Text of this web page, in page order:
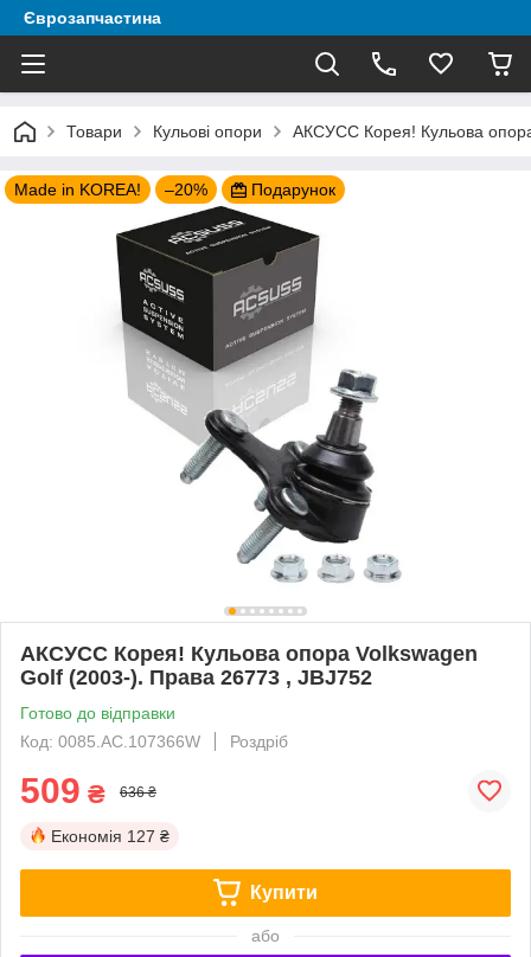
Єврозапчастина
Товари Кульові опори AКСУСС Корея! Кульова
Made in KOREA! –20% Подарунок
AКСУСС Корея! Кульова опора Volkswagen
Golf (2003-). Права 26773 , JBJ752
Готово до відправки
Код: 0085.AC.107366W
Роздріб
509 ₴ 636 ₴
Економія 127 ₴
Купити
або